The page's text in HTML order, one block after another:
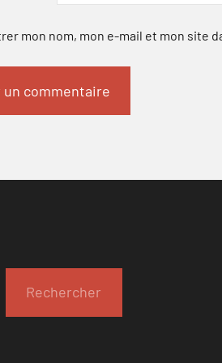
mon nom, mon e-mail et mon site
Rechercher